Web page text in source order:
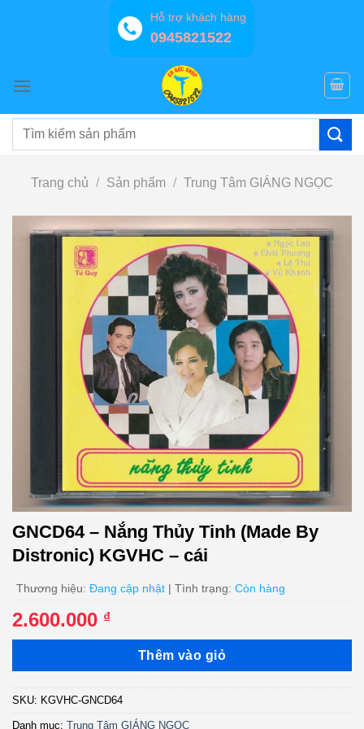
Hỗ trợ khách hàng
0945821522
Tìm
Trang chủ / Sản phẩm / Trung Tâm GIÁNG NGỌC
GNCD64 – Nắng Thủy Tinh (Made By
Distronic) KGVHC – cái
Thương hiệu: Đang cập nhật | Tình trạng: Còn hàng
2.600.000 ₫
Thêm vào giỏ
SKU: KGVHC-GNCD64
Danh mục: Trung Tâm GIÁNG NGỌC